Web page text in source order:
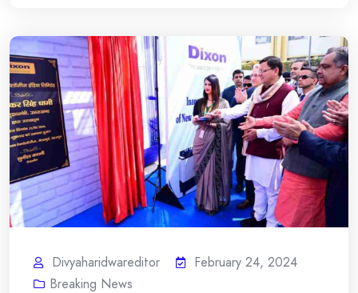
Divyaharidwareditor
February 24, 2024
Breaking News